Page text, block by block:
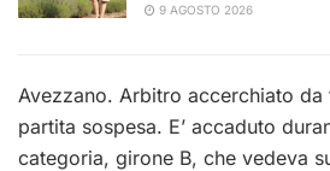
9 AGOSTO 2026
Avezzano. Arbitro accerchiato
partita sospesa. E’ accaduto
categoria, girone B, che vedeva